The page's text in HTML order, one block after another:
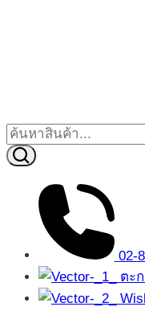
02-
ตะ